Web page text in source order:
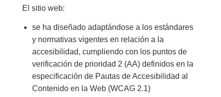
El sitio web:
se ha diseñado adaptándose a los estándares
y normativas vigentes en relación a la
accesibilidad, cumpliendo con los puntos de
verificación de prioridad 2 (AA) definidos en la
especificación de Pautas de Accesibilidad al
Contenido en la Web (WCAG 2.1)